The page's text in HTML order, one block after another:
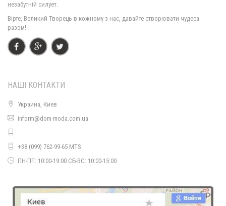
Жіноча подовжена сорочка великого розміру "Туніка"
незабутній силует.
Вірте, Великий Творець в кожному з нас, давайте створювати чудеса
разом!
НАШІ КОНТАКТИ
Украина, Киев
inform@dom-moda.com.ua
+38 (099) 762-99-65 MTS
ПН-ПТ: 10:00-19:00 СБ-ВС: 10:00-15:00